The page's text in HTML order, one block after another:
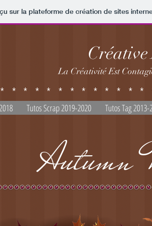
sur la plateforme de création de sites
La Créativité Est
Tutos Scrap 2019-2020 Tutos Tag
Autumn